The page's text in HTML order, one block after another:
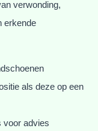
verwonding,
erkende
als deze op een
voor advies